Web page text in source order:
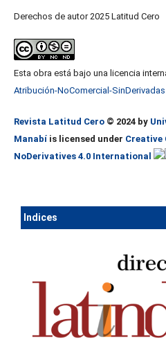
Derechos de autor 2025 Latitud Cero
Esta obra está bajo una licencia
Atribución-NoComercial-SinDerivadas
Revista Latitud Cero © 2024 by
Manabí is licensed under
NoDerivatives 4.0 International
Ind ices